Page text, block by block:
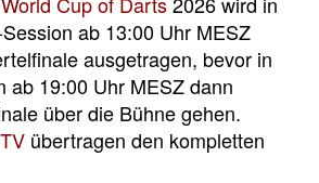
ab 13:00 Uhr MESZ
ausgetragen, bevor in
ab 19:00 Uhr MESZ dann
über die Bühne gehen.
übertragen den kompletten